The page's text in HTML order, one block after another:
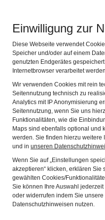
Einwilligung zur
Diese Webseite verwendet
Speicher und/oder auf einem
genutzten Endgerätes
Internetbrowser verarbeitet
Wir verwenden Cookies mit rein
Seitennutzung technisch zu
Analytics mit IP Anonymisierung
Seitennutzung, wenn Sie uns
Funktionalitäten, wie die
Maps sind ebenfalls optional und
werden. Sie finden hierzu weitere
und in unseren
Wenn Sie auf „Einstellungen
akzeptieren“ klicken, erklären Sie
gewählten Cookies/
Sie können Ihre Auswahl
oder widerrufen indem Sie
Datenschutzhinweisen nutzen.
Stadtmuseum
Objekte aus dem
„Museumsreife“
Ein Wegweiser aus dem Impfzentrum
Erlangen